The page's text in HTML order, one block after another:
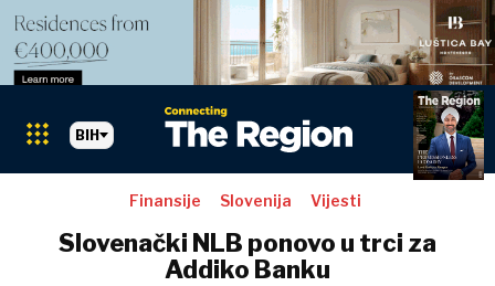
BIH
Finansije Slovenija Vijesti
Slovenački NLB ponovo u trci za
Addiko Banku